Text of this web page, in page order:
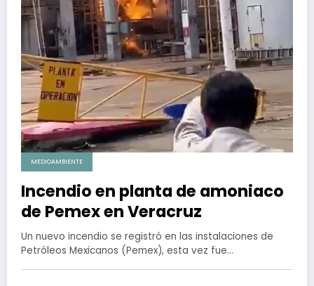
MEDIOAMBIENTE
Incendio en planta de amoniaco
de Pemex en Veracruz
Un nuevo incendio se registró en las instalaciones de
Petróleos Mexicanos (Pemex), esta vez fue…